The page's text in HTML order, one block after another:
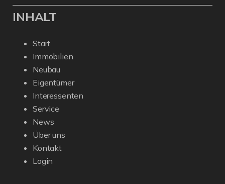
INHALT
Start
Immobilien
Neubau
Eigentümer
Interessenten
Service
News
Über uns
Kontakt
Login